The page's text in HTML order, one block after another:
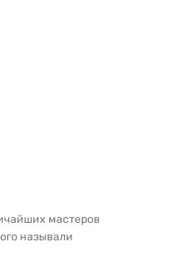
мастеров
называли